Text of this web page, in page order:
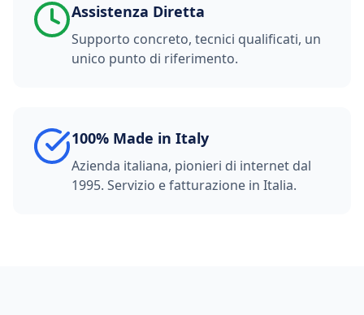
Assistenza Diretta
Supporto concreto, tecnici qualificati, un
unico punto di riferimento.
100% Made in Italy
Azienda italiana, pionieri di internet dal
1995. Servizio e fatturazione in Italia.